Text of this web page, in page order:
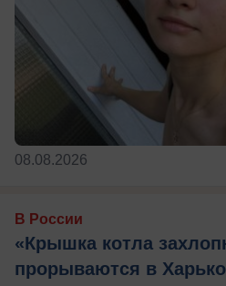
08.08.2026
В России
«Крышка котла
прорываются в